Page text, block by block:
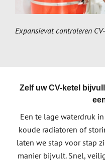
Expansievat controleren
Zelf uw CV-ketel
Een te lage waterdruk
koude radiatoren of
laten we stap voor stap
manier bijvult. Snel,